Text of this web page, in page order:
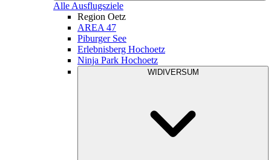
Alle Ausflugsziele
Region Oetz
AREA 47
Piburger See
Erlebnisberg Hochoetz
Ninja Park Hochoetz
WIDIVERSUM